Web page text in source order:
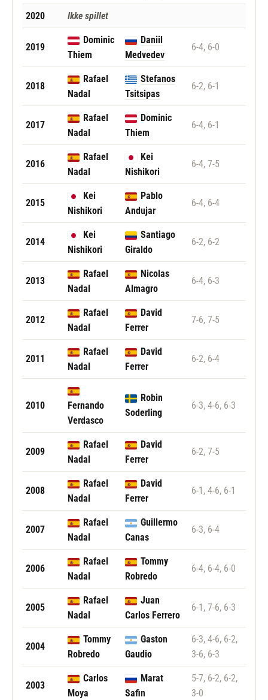
2020 Ikke spillet
2019
Dominic
Thiem
Daniil
Medvedev
6-4, 6-0
2018
Rafael
Nadal
Stefanos
Tsitsipas
6-2, 6-1
2017
Rafael
Nadal
Dominic
Thiem
6-4, 6-1
2016
Rafael
Nadal
Kei
Nishikori
6-4, 7-5
2015
Kei
Nishikori
Pablo
Andujar
6-4, 6-4
2014
Kei
Nishikori
Santiago
Giraldo
6-2, 6-2
2013
Rafael
Nadal
Nicolas
Almagro
6-4, 6-3
2012
Rafael
Nadal
David
Ferrer
7-6, 7-5
2011
Rafael
Nadal
David
Ferrer
6-2, 6-4
2010
Fernando
Verdasco
Robin
Soderling
6-3, 4-6, 6-3
2009
Rafael
Nadal
David
Ferrer
6-2, 7-5
2008
Rafael
Nadal
David
Ferrer
6-1, 4-6, 6-1
2007
Rafael
Nadal
Guillermo
Canas
6-3, 6-4
2006
Rafael
Nadal
Tommy
Robredo
6-4, 6-4, 6-0
2005
Rafael
Nadal
Juan
Carlos Ferrero
6-1, 7-6, 6-3
2004
Tommy
Robredo
Gaston
Gaudio
6-3, 4-6, 6-2,
3-6, 6-3
2003
Carlos
Moya
Marat
Safin
5-7, 6-2, 6-2,
3-0